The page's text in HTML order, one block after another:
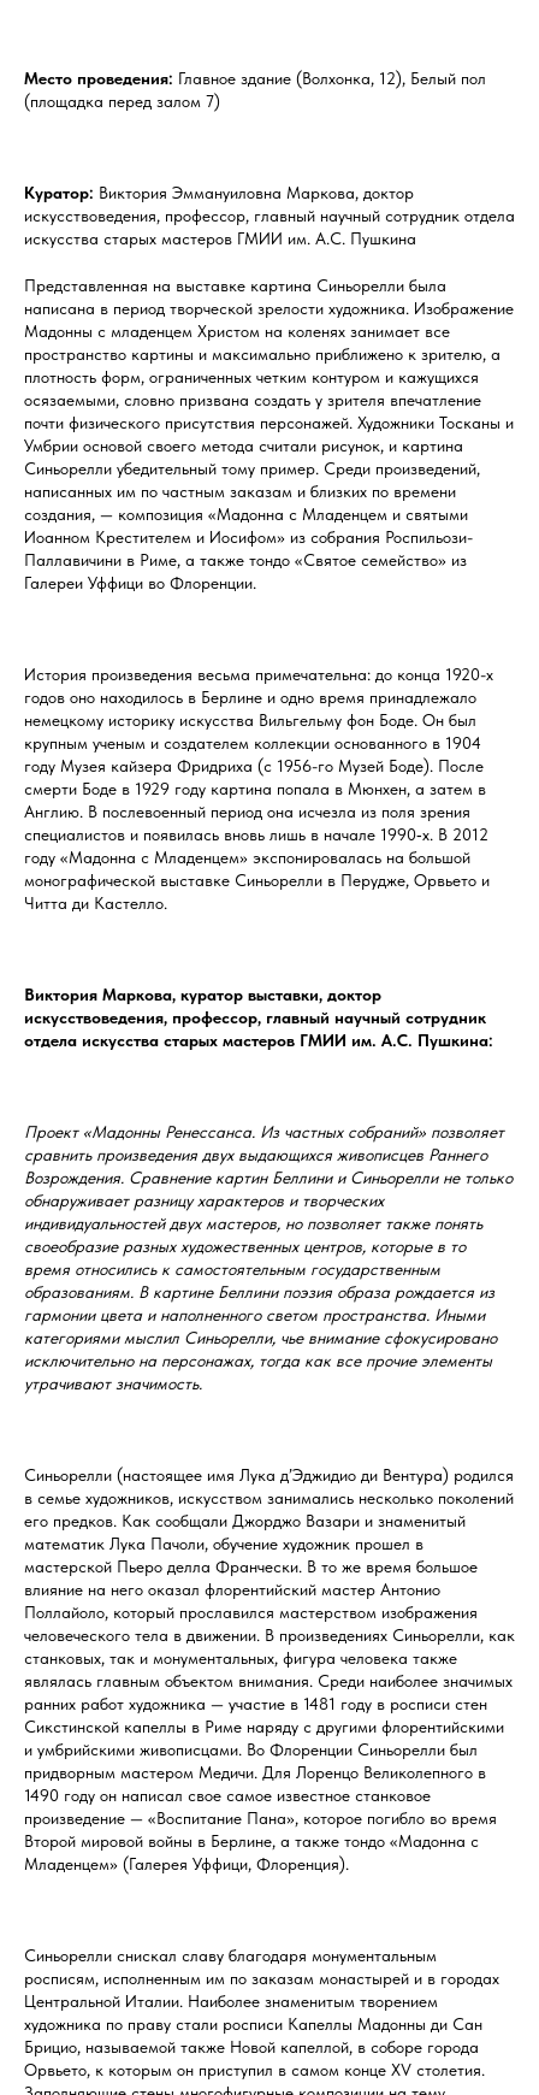
Место проведения: Главное здание (Волхонка, 12), Белый пол
(площадка перед залом 7)
Куратор: Виктория Эммануиловна Маркова, доктор
искусствоведения, профессор, главный научный сотрудник отдела
искусства старых мастеров ГМИИ им. А.С. Пушкина
Представленная на выставке картина Синьорелли была
написана в период творческой зрелости художника. Изображение
Мадонны с младенцем Христом на коленях занимает все
пространство картины и максимально приближено к зрителю, а
плотность форм, ограниченных четким контуром и кажущихся
осязаемыми, словно призвана создать у зрителя впечатление
почти физического присутствия персонажей. Художники Тосканы и
Умбрии основой своего метода считали рисунок, и картина
Синьорелли убедительный тому пример. Среди произведений,
написанных им по частным заказам и близких по времени
создания, — композиция «Мадонна с Младенцем и святыми
Иоанном Крестителем и Иосифом» из собрания Роспильози-
Паллавичини в Риме, а также тондо «Святое семейство» из
Галереи Уффици во Флоренции.
История произведения весьма примечательна: до конца 1920-х
годов оно находилось в Берлине и одно время принадлежало
немецкому историку искусства Вильгельму фон Боде. Он был
крупным ученым и создателем коллекции основанного в 1904
году Музея кайзера Фридриха (с 1956-го Музей Боде). После
смерти Боде в 1929 году картина попала в Мюнхен, а затем в
Англию. В послевоенный период она исчезла из поля зрения
специалистов и появилась вновь лишь в начале 1990‑х. В 2012
году «Мадонна с Младенцем» экспонировалась на большой
монографической выставке Синьорелли в Перудже, Орвьето и
Читта ди Кастелло.
Виктория Маркова, куратор выставки, доктор
искусствоведения, профессор, главный научный сотрудник
отдела искусства старых мастеров ГМИИ им. А.С. Пушкина:
Проект «Мадонны Ренессанса. Из частных собраний» позволяет
сравнить произведения двух выдающихся живописцев Раннего
Возрождения. Сравнение картин Беллини и Синьорелли не только
обнаруживает разницу характеров и творческих
индивидуальностей двух мастеров, но позволяет также понять
своеобразие разных художественных центров, которые в то
время относились к самостоятельным государственным
образованиям. В картине Беллини поэзия образа рождается из
гармонии цвета и наполненного светом пространства. Иными
категориями мыслил Синьорелли, чье внимание сфокусировано
исключительно на персонажах, тогда как все прочие элементы
утрачивают значимость.
Синьорелли (настоящее имя Лука д’Эджидио ди Вентура) родился
в семье художников, искусством занимались несколько поколений
его предков. Как сообщали Джорджо Вазари и знаменитый
математик Лука Пачоли, обучение художник прошел в
мастерской Пьеро делла Франчески. В то же время большое
влияние на него оказал флорентийский мастер Антонио
Поллайоло, который прославился мастерством изображения
человеческого тела в движении. В произведениях Синьорелли, как
станковых, так и монументальных, фигура человека также
являлась главным объектом внимания. Среди наиболее значимых
ранних работ художника — участие в 1481 году в росписи стен
Сикстинской капеллы в Риме наряду с другими флорентийскими
и умбрийскими живописцами. Во Флоренции Синьорелли был
придворным мастером Медичи. Для Лоренцо Великолепного в
1490 году он написал свое самое известное станковое
произведение — «Воспитание Пана», которое погибло во время
Второй мировой войны в Берлине, а также тондо «Мадонна с
Младенцем» (Галерея Уффици, Флоренция).
Синьорелли снискал славу благодаря монументальным
росписям, исполненным им по заказам монастырей и в городах
Центральной Италии. Наиболее знаменитым творением
художника по праву стали росписи Капеллы Мадонны ди Сан
Брицио, называемой также Новой капеллой, в соборе города
Орвьето, к которым он приступил в самом конце XV столетия.